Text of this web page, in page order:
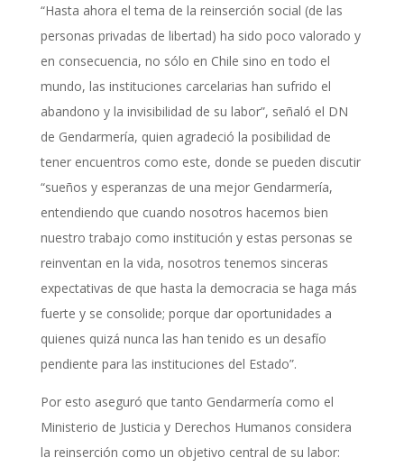
“Hasta ahora el tema de la reinserción social (de las
personas privadas de libertad) ha sido poco valorado y
en consecuencia, no sólo en Chile sino en todo el
mundo, las instituciones carcelarias han sufrido el
abandono y la invisibilidad de su labor”, señaló el DN
de Gendarmería, quien agradeció la posibilidad de
tener encuentros como este, donde se pueden discutir
“sueños y esperanzas de una mejor Gendarmería,
entendiendo que cuando nosotros hacemos bien
nuestro trabajo como institución y estas personas se
reinventan en la vida, nosotros tenemos sinceras
expectativas de que hasta la democracia se haga más
fuerte y se consolide; porque dar oportunidades a
quienes quizá nunca las han tenido es un desafío
pendiente para las instituciones del Estado”.
Por esto aseguró que tanto Gendarmería como el
Ministerio de Justicia y Derechos Humanos considera
la reinserción como un objetivo central de su labor: